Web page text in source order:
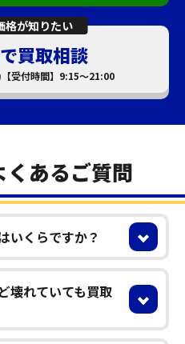
格が知りたい
買取相談
受付時間】9:15～21:00
くあるご質問
いくらですか？
壊れていても買取